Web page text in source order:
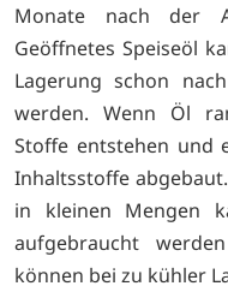
Monate nach der
Geöffnetes Speiseöl
Lagerung schon
werden. Wenn Öl
Stoffe entstehen und
Inhaltsstoffe
in kleinen Mengen
aufgebraucht
können bei zu kühler